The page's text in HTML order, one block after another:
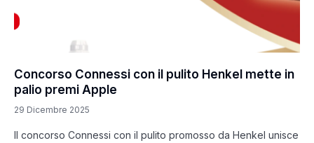
Concorso Connessi con il pulito Henkel mette in
palio premi Apple
29 Dicembre 2025
Il concorso Connessi con il pulito promosso da Henkel unisce